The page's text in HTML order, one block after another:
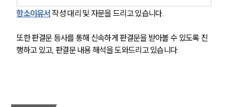
항소이유서 작성 대리 및 자문을 드리고 있습니다.
또한 판결문 등사를 통해 신속하게 판결문을 받아볼 수 있도록 진
행하고 있고, 판결문 내용 해석을 도와드리고 있습니다.